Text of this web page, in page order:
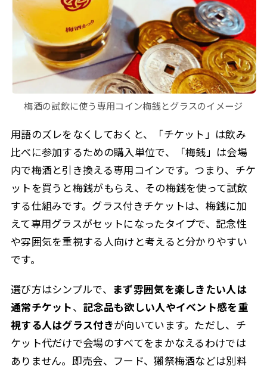
梅酒の試飲に使う専用コイン梅銭とグラスのイメージ
用語のズレをなくしておくと、「チケット」は飲み
比べに参加するための購入単位で、「梅銭」は会場
内で梅酒と引き換える専用コインです。つまり、チケ
ットを買うと梅銭がもらえ、その梅銭を使って試飲
する仕組みです。グラス付きチケットは、梅銭に加
えて専用グラスがセットになったタイプで、記念性
や雰囲気を重視する人向けと考えると分かりやすい
です。
選び方はシンプルで、 まず雰囲気を楽しきたい人は
通常チケット、 記念品も欲しい人やイベント感を重
視する人はグラス付きが向いています。ただし、チ
ケット代だけで会場のすべてをまかなえるわけでは
ありません。即売会、フード、獺祭梅酒などは別料